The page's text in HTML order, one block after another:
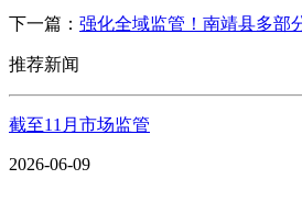
下一篇： 强化全域监管！南靖县多部
推荐新闻
截至11月市场监管
2026-06-09